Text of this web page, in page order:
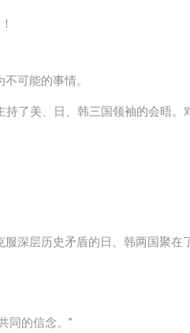
可能的事情。
持了美、日、韩三国领袖的会晤。
深层历史矛盾的日、韩两国聚在
同的信念。”